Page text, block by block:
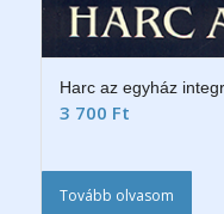
Harc az egyház
3 700 Ft
Tovább olvasom